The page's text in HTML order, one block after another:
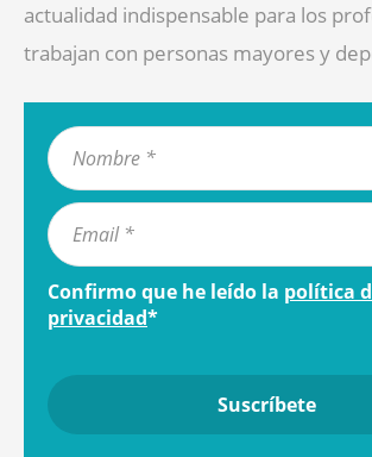
actualidad indispensable para los
trabajan con personas mayores y
Confirmo que he leído la política
privacidad*